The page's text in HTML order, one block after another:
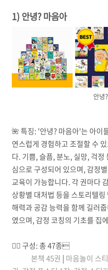
1) 안녕? 마음아
안녕
🌺특징: '안녕? 마음아'는 아이
연스럽게 경험하고 조절할 수
다. 기쁨, 슬픔, 분노, 실망, 걱
심으로 구성되어 있으며, 감정
교육이 가능합니다. 각 권마다
상황별 대처법 등을 스토리텔
해력과 공감 능력을 함께 길러
였으며, 감정 코칭의 기초를 집
☝🏼 구성: 총 47종
본책 45권 | 마음놀이 스